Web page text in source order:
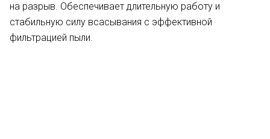
на разрыв. Обеспечивает длительную работу и
стабильную силу всасывания с эффективной
фильтрацией пыли.